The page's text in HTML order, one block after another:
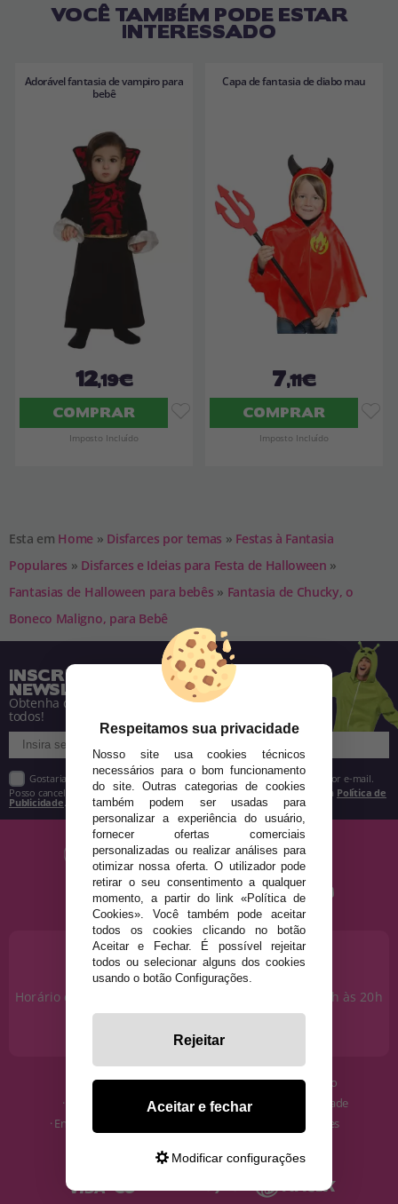
VOCÊ TAMBÉM PODE ESTAR
INTERESSADO
Adorável fantasia de vampiro para
bebê
12,19€
COMPRAR
Imposto Incluído
Capa de fantasia de diabo mau
7,11€
COMPRAR
Imposto Incluído
Esta em Home » Disfarces por temas » Festas à Fantasia
Populares » Disfarces e Ideias para Festa de Halloween »
Fantasias de Halloween para bebês » Fantasia de Chucky, o
Boneco Maligno, para Bebê
INSCREVA-SE NA NOSSA
NEWSLETTER
Obtenha descontos e saiba de tudo antes de
todos!
Gostaria de receber descontos exclusivos, novidades e tendências por e-mail.
Posso cancelar a inscrição a qualquer momento, conforme estipulado na Política de
Publicidade
PRECISA DE AJUDA?
915 793 695
Horário de segunda a sexta das 10h às 14h e das 17h às 20h
info@disfracestuyyo.pt
· Quem somos
· Como comprar
· Envios e Devoluções
· Condições de uso
· Política de Privacidade
· Política de Cookies
Respeitamos sua privacidade
Nosso site usa cookies técnicos
necessários para o bom funcionamento
do site. Outras categorias de cookies
também podem ser usadas para
personalizar a experiência do usuário,
fornecer ofertas comerciais
personalizadas ou realizar análises para
otimizar nossa oferta. O utilizador pode
retirar o seu consentimento a qualquer
momento, a partir do link «Política de
Cookies». Você também pode aceitar
todos os cookies clicando no botão
Aceitar e Fechar. É possível rejeitar
todos ou selecionar alguns dos cookies
usando o botão Configurações.
Rejeitar
Aceitar e fechar
Modificar configurações